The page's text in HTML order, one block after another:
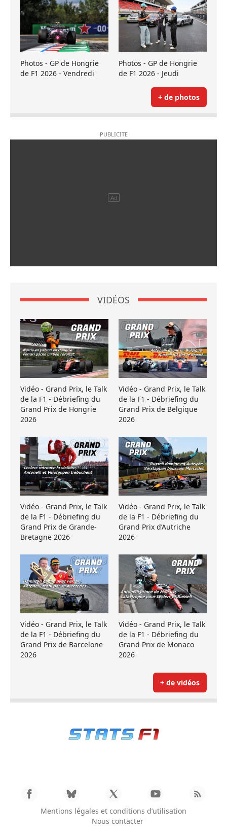
Photos - GP de Hongrie
de F1 2026 - Vendredi
Photos - GP de Hongrie
de F1 2026 - Jeudi
+ de photos
VIDÉOS
Vidéo - Grand Prix, le Talk
de la F1 - Débriefing du
Grand Prix de Hongrie
2026
Vidéo - Grand Prix, le Talk
de la F1 - Débriefing du
Grand Prix de Belgique
2026
Vidéo - Grand Prix, le Talk
de la F1 - Débriefing du
Grand Prix de Grande-
Bretagne 2026
Vidéo - Grand Prix, le Talk
de la F1 - Débriefing du
Grand Prix d’Autriche
2026
Vidéo - Grand Prix, le Talk
de la F1 - Débriefing du
Grand Prix de Barcelone
2026
Vidéo - Grand Prix, le Talk
de la F1 - Débriefing du
Grand Prix de Monaco
2026
+ de vidéos
Mentions légales et conditions d’utilisation
Nous contacter